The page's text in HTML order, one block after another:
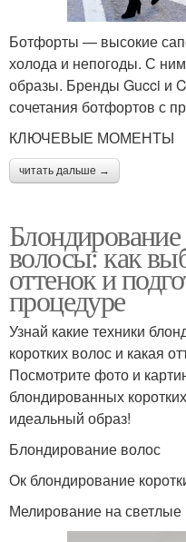
Ботфорты — высокие
холода и непогоды. С
образы. Бренды Gucci и
сочетания ботфортов с
КЛЮЧЕВЫЕ МОМЕНТЫ
читать дальше →
волосы: как
оттенок и
процедуре
Узнай какие техники
коротких волос и какая
Посмотрите фото и
блондированных
идеальный образ!
Блондирование волос
Ок блондирование
Мелирование на